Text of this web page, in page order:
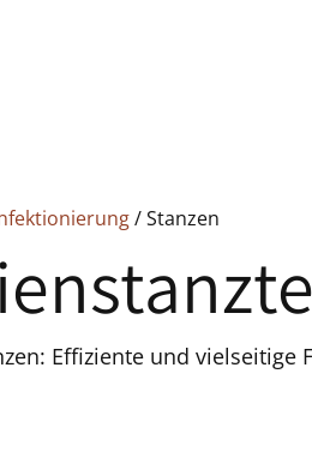
/ Stanzen
Effiziente und vielseitige